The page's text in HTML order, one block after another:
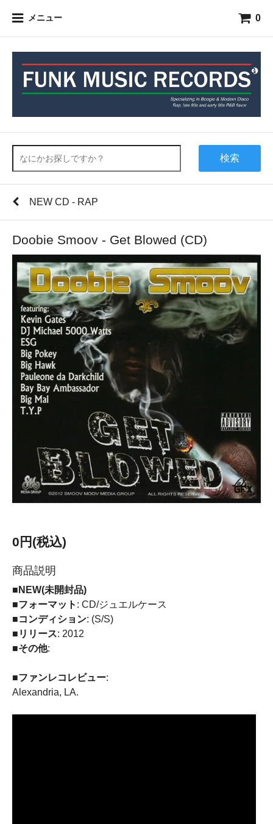
メニュー 0
検索
NEW CD - RAP
Doobie Smoov - Get Blowed (CD)
0円(税込)
商品説明
■NEW(未開封品)
■フォーマット : CD/ジュエルケース
■コンディション: (S/S)
■リリース: 2012
■その他:
■ファンレコレビュー:
Alexandria, LA.